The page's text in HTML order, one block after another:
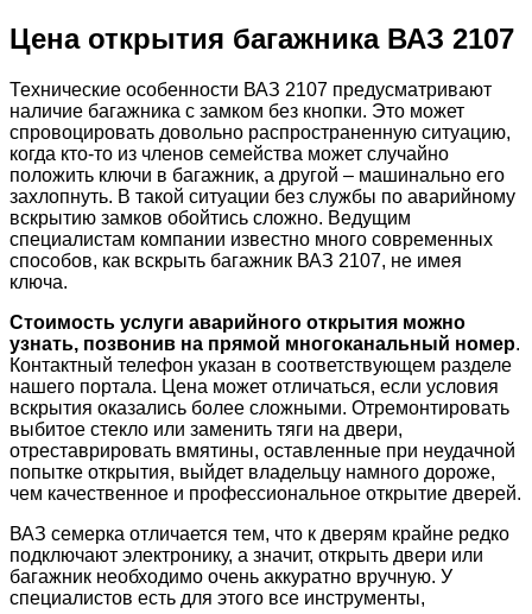
Цена открытия багажника ВАЗ 2107
Технические особенности ВАЗ 2107 предусматривают
наличие багажника с замком без кнопки. Это может
спровоцировать довольно распространенную ситуацию,
когда кто-то из членов семейства может случайно
положить ключи в багажник, а другой – машинально его
захлопнуть. В такой ситуации без службы по аварийному
вскрытию замков обойтись сложно. Ведущим
специалистам компании известно много современных
способов, как вскрыть багажник ВАЗ 2107, не имея
ключа.
Стоимость услуги аварийного открытия можно
узнать, позвонив на прямой многоканальный номер.
Контактный телефон указан в соответствующем разделе
нашего портала. Цена может отличаться, если условия
вскрытия оказались более сложными. Отремонтировать
выбитое стекло или заменить тяги на двери,
отреставрировать вмятины, оставленные при неудачной
попытке открытия, выйдет владельцу намного дороже,
чем качественное и профессиональное открытие дверей.
ВАЗ семерка отличается тем, что к дверям крайне редко
подключают электронику, а значит, открыть двери или
багажник необходимо очень аккуратно вручную. У
специалистов есть для этого все инструменты,